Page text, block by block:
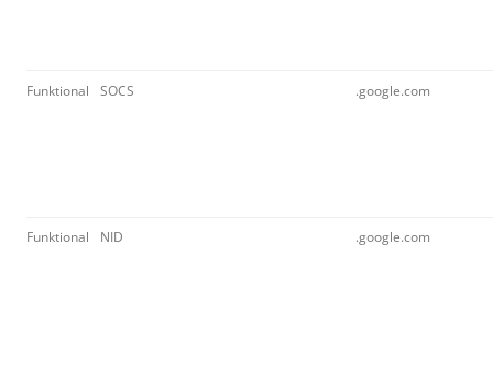
Funktional SOCS .google.com
Funktional NID .google.com